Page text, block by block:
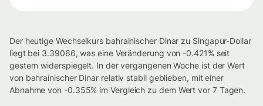
Der heutige Wechselkurs bahrainischer Dinar zu Singapur-Dollar
liegt bei 3.39066, was eine Veränderung von -0.421% seit
gestern widerspiegelt. In der vergangenen Woche ist der Wert
von bahrainischer Dinar relativ stabil geblieben, mit einer
Abnahme von -0.355% im Vergleich zu dem Wert vor 7 Tagen.